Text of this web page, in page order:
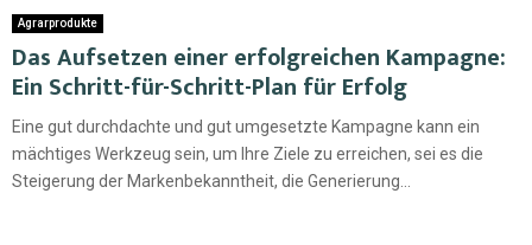
Agrarprodukte
Das Aufsetzen einer erfolgreichen Kampagne:
Ein Schritt-für-Schritt-Plan für Erfolg
Eine gut durchdachte und gut umgesetzte Kampagne kann ein
mächtiges Werkzeug sein, um Ihre Ziele zu erreichen, sei es die
Steigerung der Markenbekanntheit, die Generierung...